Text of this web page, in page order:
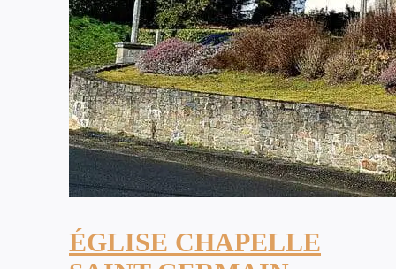
ÉGLISE CHAPELLE